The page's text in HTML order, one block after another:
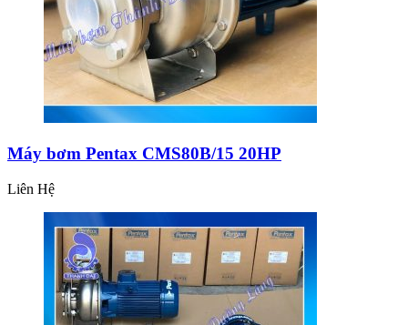
Máy bơm Pentax CMS80B/15 20HP
Liên Hệ